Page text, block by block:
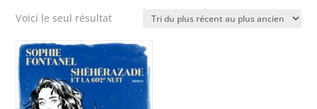
Voici le seul résultat